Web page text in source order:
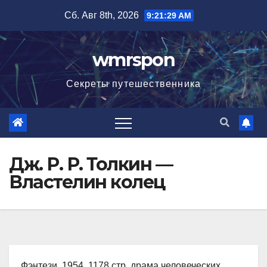
содержимому
Сб. Авг 8th, 2026 9:21:30 AM
wmrspon
Секреты путешественника
Дж. Р. Р. Толкин —
Властелин колец